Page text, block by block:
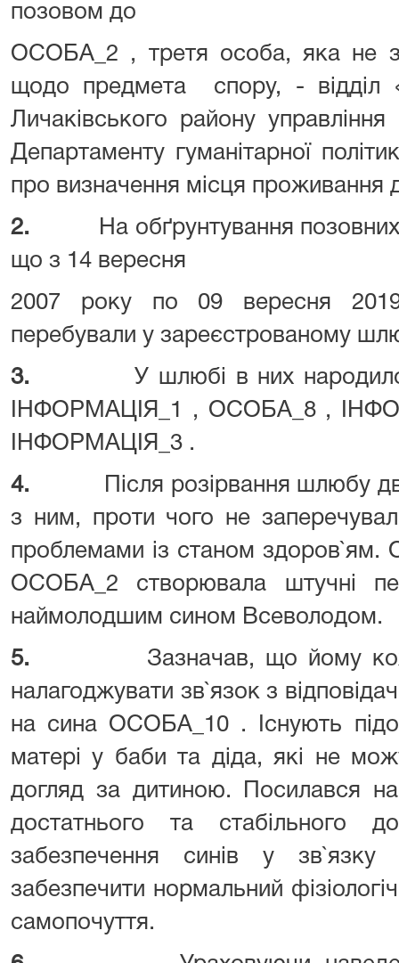
позовом до
ОСОБА_2 , третя особа, яка не
щодо предмета спору, - відділ
Личаківського району
Департаменту гуманітарної
про визначення місця проживання
2.
На обґрунтування
що з 14 вересня
2007 року по 09 вересня
перебували у зареєстрованому
3. У шлюбі в них
ІНФОРМАЦІЯ_1 , ОСОБА_8 ,
ІНФОРМАЦІЯ_3 .
4.
Після розірвання шлюбу
з ним, проти чого не
проблемами із станом здоров`ям.
ОСОБА_2 створювала штучні
наймолодшим сином Всеволодом.
5. Зазначав, що йому
налагоджувати зв`язок з
на сина ОСОБА_10 . Існують
матері у баби та діда, які не
догляд за дитиною. Посилався
достатнього та стабільного
забезпечення синів у
забезпечити нормальний
самопочуття.